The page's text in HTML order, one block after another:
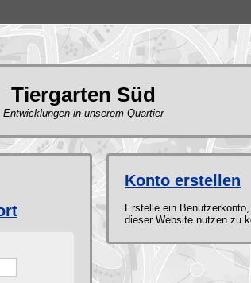
Tiergarten Süd
Entwicklungen in unserem Quartier
Konto erstellen
Erstelle ein
dieser Website nutzen zu